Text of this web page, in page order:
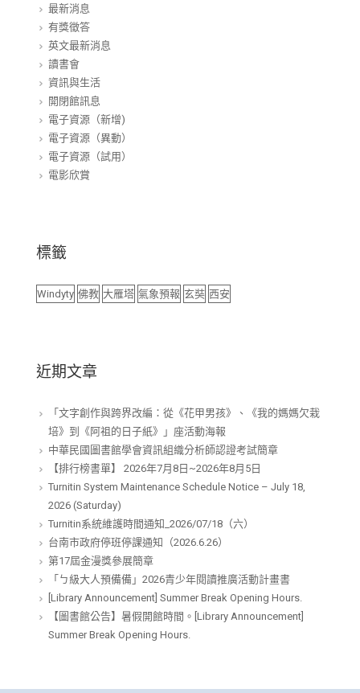
最新消息
有獎徵答
英文最新消息
讀書會
資訊與生活
開閉館訊息
電子資源（新增)
電子資源（異動）
電子資源（試用）
電影欣賞
標籤
Windyty 佛教 大雁塔 氣象預報 玄奘 西安
近期文章
「文字創作與跨界改編：從《花甲男孩》、《我的媽媽欠栽
培》到《阿祖的日子紙》」座活動海報
中華民國圖書館學會資訊組織分析師認證考試簡章
【排行榜書單】 2026年7月8日~2026年8月5日
Turnitin System Maintenance Schedule Notice – July 18,
2026 (Saturday)
Turnitin系統維護時間通知_2026/07/18（六）
台南市政府停班停課通知（2026.6.26）
第17屆金漫獎參展簡章
「ㄅ級大人預備備」2026青少年閱讀推廣活動計畫書
[Library Announcement] Summer Break Opening Hours.
【圖書館公告】暑假開館時間。[Library Announcement]
Summer Break Opening Hours.